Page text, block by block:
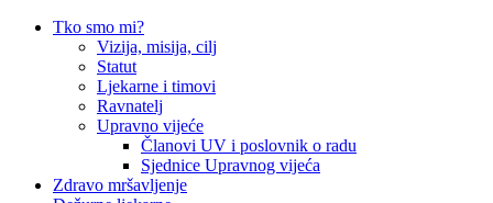
Tko smo mi?
Vizija, misija, cilj
Statut
Ljekarne i timovi
Ravnatelj
Upravno vijeće
Članovi UV i poslovnik o radu
Sjednice Upravnog vijeća
Zdravo mršavljenje